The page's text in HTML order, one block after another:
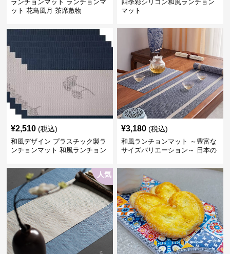
ランチョンマット ランチョンマ
ット 花鳥風月 茶席敷物
四季彩シリコン和風ランチョン
マット
¥2,510 (税込)
和風デザイン プラスチック製ラ
ンチョンマット 和風ランチョン
イト帯
¥3,180 (税込)
和風ランチョンマット ～豊富な
サイズバリエーション～ 日本の
料無料～
人気